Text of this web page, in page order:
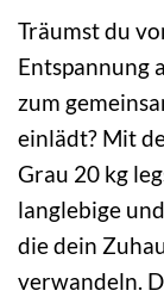
Träumst du
Entspannung
zum
einlädt? Mit
Grau 20 kg
langlebige
die dein
verwandeln.